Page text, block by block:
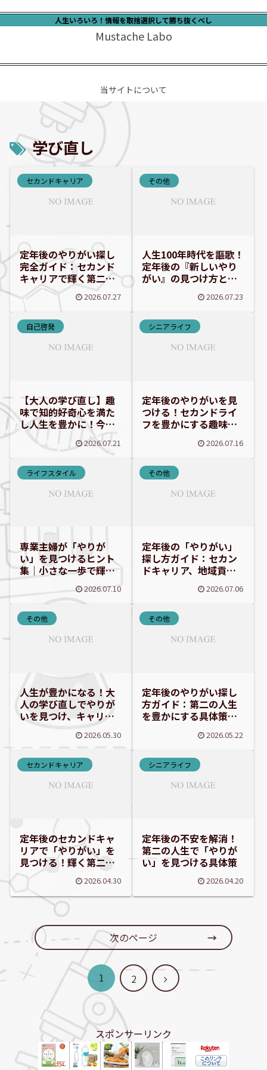
人生いろいろ！情報を取捨選択して勝ち抜くべし
Mustache Labo
当サイトについて
学び直し
セカンドキャリア
定年後のやりがい探し
完全ガイド：セカンド
キャリアで輝く第二の
人生を見つけよう2026.07.27
その他
人生100年時代を謳歌！
定年後の『新しいやり
がい』の見つけ方と実
2026.07.23
自己啓発
【大人の学び直し】趣
味で知的好奇心を満た
し人生を豊かに！今す
ぐ始めるメリットと具
体例
2026.07.21
シニアライフ
定年後のやりがいを見
つける！セカンドライ
フを豊かにする趣味・
2026.07.16
ライフスタイル
専業主婦が「やりが
い」を見つけるヒント
集｜小さな一歩で輝く
2026.07.10
その他
定年後の「やりがい」
探し方ガイド：セカン
ドキャリア、地域貢
献、学び直しで豊かな
第二の人生を
2026.07.06
その他
人生が豊かになる！大
人の学び直しでやりが
いを見つけ、キャリア
アップを叶える効果的
2026.05.30
その他
定年後のやりがい探し
方ガイド：第二の人生
を豊かにする具体策と
2026.05.22
セカンドキャリア
定年後のセカンドキャ
リアで「やりがい」を
見つける！輝く第二の
人生設計
2026.04.30
シニアライフ
定年後の不安を解消！
第二の人生で「やりが
い」を見つける具体策
2026.04.20
次のページ
1 2
次
スポンサーリンク